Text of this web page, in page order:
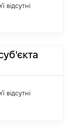
відсутні
відсутні